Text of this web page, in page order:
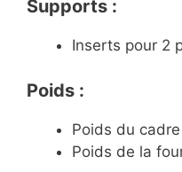
Supports :
Inserts pour 2
Poids :
Poids du
Poids de la